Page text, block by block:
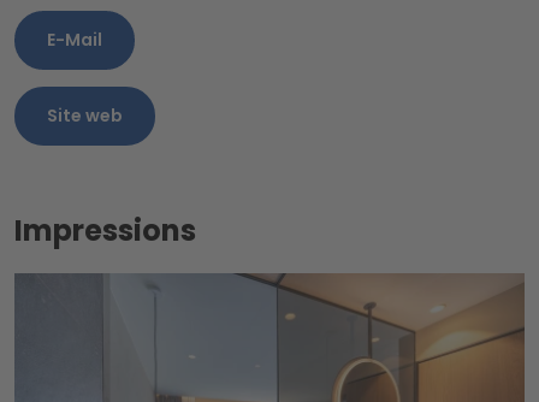
E-Mail
Site web
Impressions